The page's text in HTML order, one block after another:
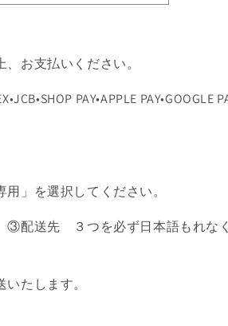
す
す
お支払いください。
PAY•APPLE PAY•GOOGLE
」を選択してください。
配送先 ３つを必ず日本語もれな
たします。